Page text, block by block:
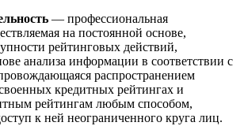
— профессиональная
на постоянной основе,
рейтинговых действий,
анализа информации в соответствии с
распространением
кредитных рейтингах и
рейтингам любым способом,
к ней неограниченного круга лиц.